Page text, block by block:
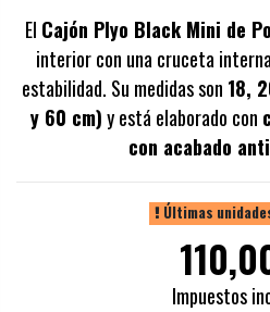
El Cajón Plyo Black Mini de
interior con una cruceta
estabilidad. Su medidas son 18,
y 60 cm)y está elaborado con
con acabado
Últimas
Impuestos